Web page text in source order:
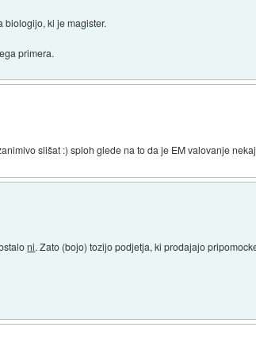
biologijo, ki je magister.
primera.
slišat :) sploh glede na to da je EM valovanje
ni. Zato (bojo) tozijo podjetja, ki prodajajo